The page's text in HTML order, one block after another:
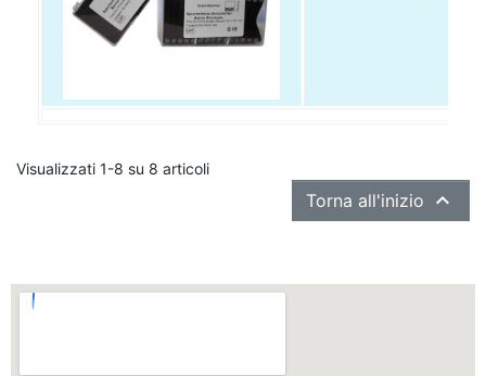
Visualizzati 1-8 su 8 articoli
Torna all'inizio 